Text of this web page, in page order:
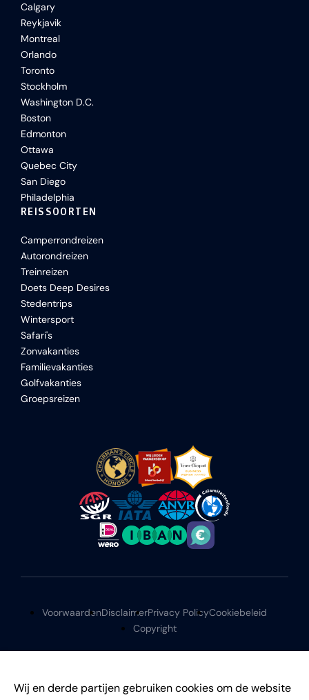
Wij en derde partijen gebruiken cookies om de website
Calgary
Reykjavik
Montreal
Orlando
Toronto
Stockholm
Washington D.C.
Boston
Edmonton
Ottawa
Quebec City
San Diego
Philadelphia
REISSOORTEN
Camperrondreizen
Autorondreizen
Treinreizen
Doets Deep Desires
Stedentrips
Wintersport
Safari's
Zonvakanties
Familievakanties
Golfvakanties
Groepsreizen
VoorwaardenDisclaimerPrivacy PolicyCookiebeleid
Copyright